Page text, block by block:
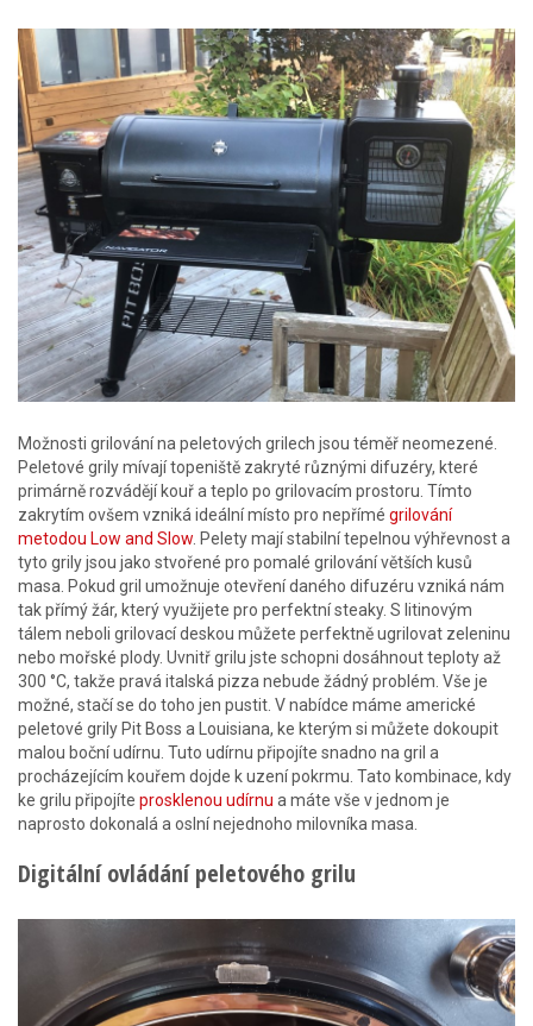
Možnosti grilování na peletových grilech jsou téměř neomezené.
Peletové grily mívají topeniště zakryté různými difuzéry, které
primárně rozvádějí kouř a teplo po grilovacím prostoru. Tímto
zakrytím ovšem vzniká ideální místo pro nepřímé grilování
metodou Low and Slow . Pelety mají stabilní tepelnou výhřevnost a
tyto grily jsou jako stvořené pro pomalé grilování větších kusů
masa. Pokud gril umožnuje otevření daného difuzéru vzniká nám
tak přímý žár, který využijete pro perfektní steaky. S litinovým
tálem neboli grilovací deskou můžete perfektně ugrilovat zeleninu
nebo mořské plody. Uvnitř grilu jste schopni dosáhnout teploty až
300 °C, takže pravá italská pizza nebude žádný problém. Vše je
možné, stačí se do toho jen pustit. V nabídce máme americké
peletové grily Pit Boss a Louisiana, ke kterým si můžete dokoupit
malou boční udírnu. Tuto udírnu připojíte snadno na gril a
procházejícím kouřem dojde k uzení pokrmu. Tato kombinace, kdy
ke grilu připojíte prosklenou udírnu a máte vše v jednom je
naprosto dokonalá a oslní nejednoho milovníka masa.
Digitální ovládání peletového grilu